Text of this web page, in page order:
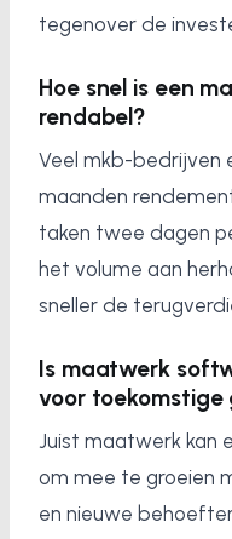
tegenover de
Hoe snel is een
rendabel?
Veel mkb-bedrijven
maanden
taken twee dagen
het volume aan
sneller de
Is maatwerk
voor toekomstige
Juist maatwerk kan
om mee te groeien
en nieuwe